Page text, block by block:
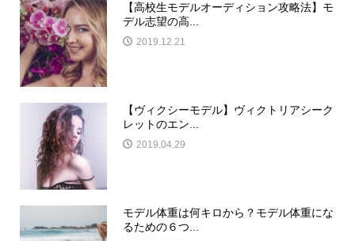
【高校生モデルオーディション攻略法】モ
デル志望の高...
2019.12.21
【ヴィクシーモデル】ヴィクトリアシーク
レットのエン...
2019.04.29
モデル体重は何キロから？モデル体重にな
るための６つ...